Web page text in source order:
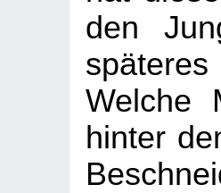
den
Welche
hinter